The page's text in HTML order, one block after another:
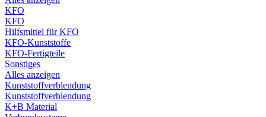
KFO
KFO
Hilfsmittel für KFO
KFO-Kunststoffe
KFO-Fertigteile
Sonstiges
Alles anzeigen
Kunststoffverblendung
Kunststoffverblendung
K+B Material